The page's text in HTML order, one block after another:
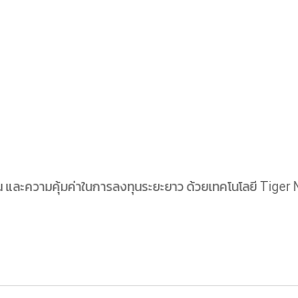
ความคุ้มค่าในการลงทุนระยะยาว ด้วยเทคโนโลยี